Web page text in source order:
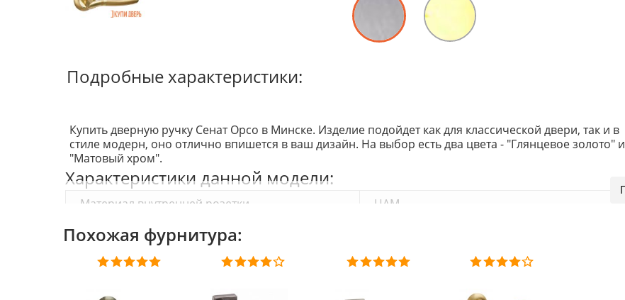
Подробные характеристики:
Купить дверную ручку Сенат Орсо в Минске. Изделие подойдет как для классической двери, так и в
стиле модерн, оно отлично впишется в ваш дизайн. На выбор есть два цвета - "Глянцевое золото" и
"Матовый хром".
Характеристики данной модели:
Материал внутренней розетки
ЦАМ
Тип
Материал
ЦАМ
Похожая фурнитура: